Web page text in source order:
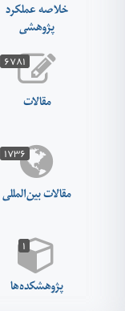
خلاصه عملکرد
پژوهشی
۶۷۸۱
مقالات
۱۷۳۶
مقالات بین‌المللی
۱
پژوهشکده‌ها